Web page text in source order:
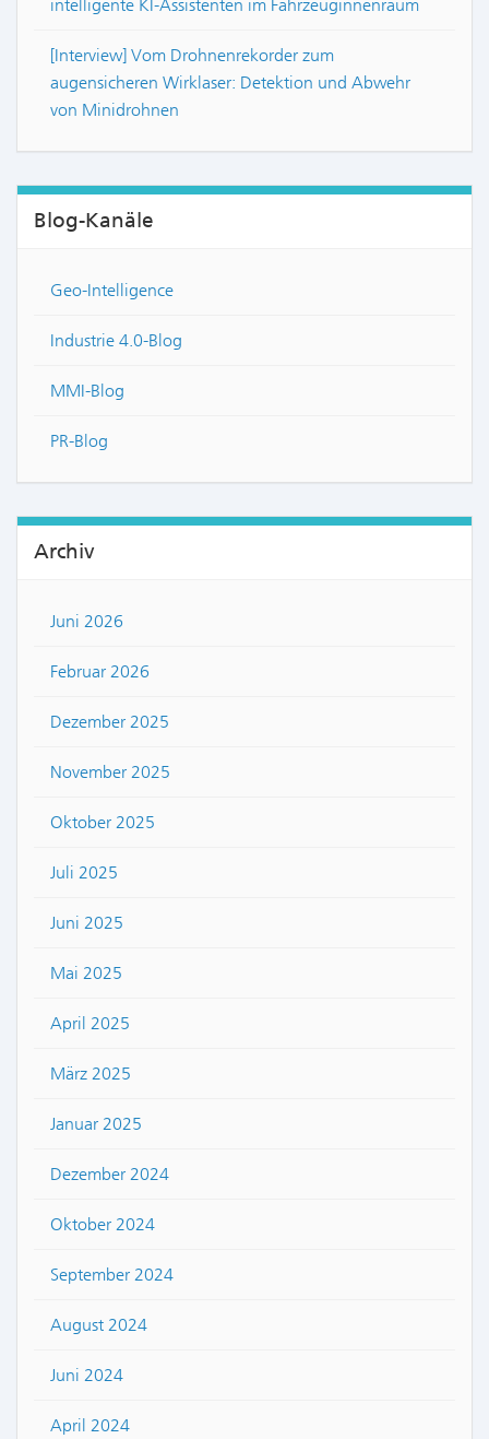
intelligente KI-Assistenten im Fahrzeuginnenraum
[Interview] Vom Drohnenrekorder zum
augensicheren Wirklaser: Detektion und Abwehr
von Minidrohnen
Blog-Kanäle
Geo-Intelligence
Industrie 4.0-Blog
MMI-Blog
PR-Blog
Archiv
Juni 2026
Februar 2026
Dezember 2025
November 2025
Oktober 2025
Juli 2025
Juni 2025
Mai 2025
April 2025
März 2025
Januar 2025
Dezember 2024
Oktober 2024
September 2024
August 2024
Juni 2024
April 2024